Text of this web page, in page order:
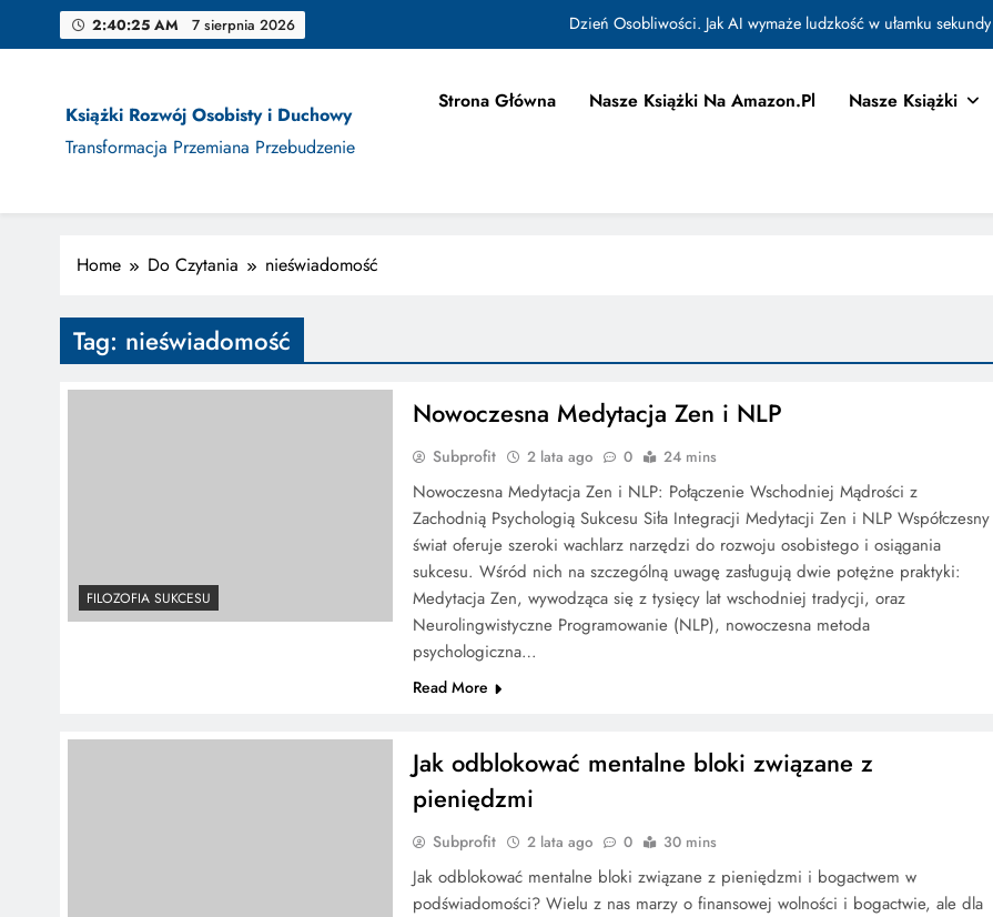
2:40:26 AM 7 sierpnia 2026
Dzień Osobliwości. Jak AI wymaże ludzkość w ułamku sekundy
Jak Projektować i Aktywować Myślokształty dla Osiągania Celów w Codziennym Życiu
Dzień Osobliwości. Jak AI wymaże ludzkość w ułamku sekundy
Książki Rozwój Osobisty i Duchowy
Transformacja Przemiana Przebudzenie
Strona Główna Nasze Książki Na Amazon.pl Nasze Książki
Home Do Czytania nieświadomość
Tag: nieświadomość
FILOZOFIA SUKCESU
Nowoczesna Medytacja Zen i NLP
Subprofit 2 lata ago 0 24 mins
Nowoczesna Medytacja Zen i NLP: Połączenie Wschodniej Mądrości z
Zachodnią Psychologią Sukcesu Siła Integracji Medytacji Zen i NLP Współczesny
świat oferuje szeroki wachlarz narzędzi do rozwoju osobistego i osiągania
sukcesu. Wśród nich na szczególną uwagę zasługują dwie potężne praktyki:
Medytacja Zen, wywodząca się z tysięcy lat wschodniej tradycji, oraz
Neurolingwistyczne Programowanie (NLP), nowoczesna metoda
psychologiczna…
Read More
Jak odblokować mentalne bloki związane z
pieniędzmi
Subprofit 2 lata ago 0 30 mins
Jak odblokować mentalne bloki związane z pieniędzmi i bogactwem w
podświadomości? Wielu z nas marzy o finansowej wolności i bogactwie, ale dla